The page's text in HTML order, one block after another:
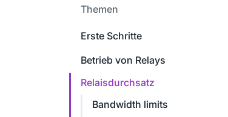
Themen
Erste Schritte
Betrieb von Relays
Relaisdurchsatz
Bandwidth limits